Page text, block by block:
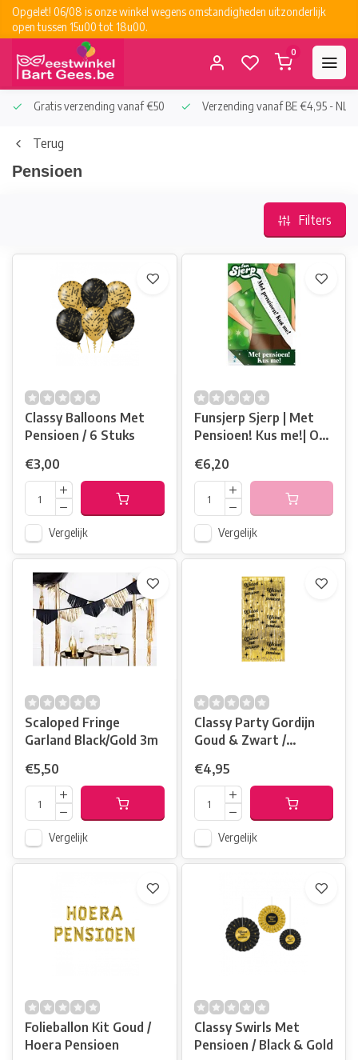
Opgelet! 06/08 is onze winkel wegens omstandigheden uitzonderlijk
open tussen 15u00 tot 18u00.
0
Gratis verzending vanaf €50 Verzending vanaf BE €4,95 - NL
Terug
Pensioen
Filters
Classy Balloons Met
Pensioen / 6 Stuks
€3,00
Vergelijk
Funsjerp Sjerp | Met
Pensioen! Kus me!| One
€6,20
Vergelijk
Scaloped Fringe
Garland Black/Gold 3m
€5,50
Vergelijk
Classy Party Gordijn
Goud & Zwart /
€4,95
Vergelijk
Folieballon Kit Goud /
Hoera Pensioen
Classy Swirls Met
Pensioen / Black & Gold